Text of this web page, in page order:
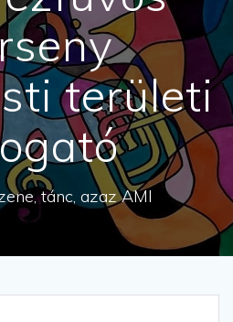
területi
tánc, azaz AMI